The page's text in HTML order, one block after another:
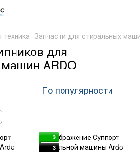
техника Запчасти для стиральных
для
ARDO
По популярности
3
3